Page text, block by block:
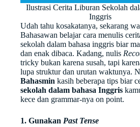
Ilustrasi Cerita Liburan Sekolah
Inggris
Udah tahu kosakatanya, sekarang
Bahasawan belajar cara menulis
sekolah dalam bahasa inggris biar
dan enak dibaca. Kadang, nulis
tricky bukan karena susah, tapi
lupa struktur dan urutan waktunya.
Bahasmin kasih beberapa tips biar
sekolah dalam bahasa Inggris
kece dan grammar-nya on point.
1. Gunakan Past Tense